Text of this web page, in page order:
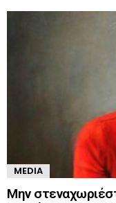
MEDIA
Μην